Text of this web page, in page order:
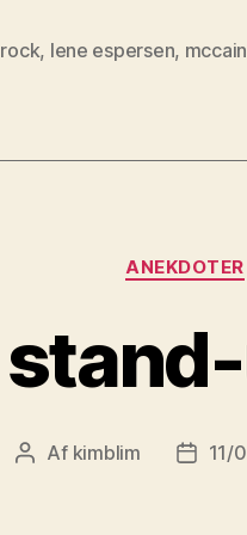
, lene espersen, mccain
ANEKDOTER
Indlægsforfatter
Af kimblim 11/